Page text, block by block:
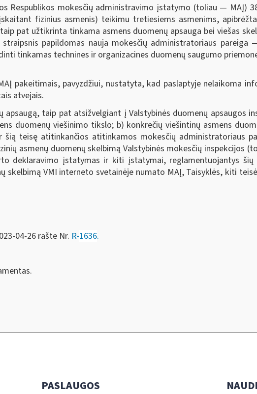
Respublikos mokesčių administravimo įstatymo (toliau — MAĮ)
fizinius asmenis) teikimu tretiesiems asmenims,
pat užtikrinta tinkama asmens duomenų apsauga bei viešas
papildomas nauja mokesčių administratoriaus
tinkamas technines ir organizacines duomenų saugumo
pakeitimais, pavyzdžiui, nustatyta, kad paslaptyje nelaikoma
atvejais.
taip pat atsižvelgiant į Valstybinės duomenų apsaugos
duomenų viešinimo tikslo; b) konkrečių viešintinų asmens
teisę atitinkančios atitinkamos mokesčių administratoriaus
asmenų duomenų skelbimą Valstybinės mokesčių inspekcijos
deklaravimo įstatymas ir kiti įstatymai, reglamentuojantys
skelbimą VMI interneto svetainėje numato MAĮ, Taisyklės, kiti
04-26 rašte Nr. R-1636.
PASLAUGOS